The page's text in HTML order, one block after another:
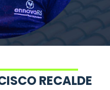
RECALDE